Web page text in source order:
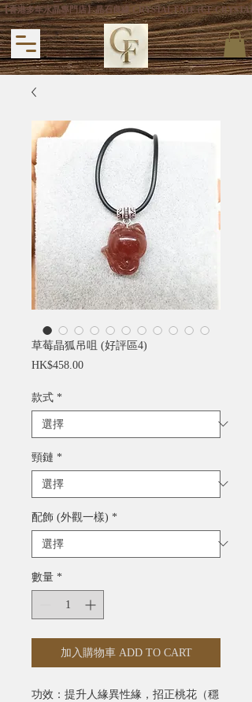
【香港多年水晶專門店】晶石良緣 CRYSTAL FATE (CF
草莓晶狐吊咀 (好評區4)
HK$458.00價
款式 *
頸鏈 *
配飾 (外觀一樣) *
數量 *
加入購物車 ADD TO CART
功效：提升人緣異性緣，招正桃花（穩